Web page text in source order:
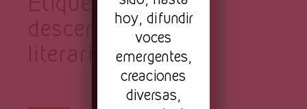
Primera
descentralización
hoy, difundir
voces
emergentes,
creaciones
diversas,